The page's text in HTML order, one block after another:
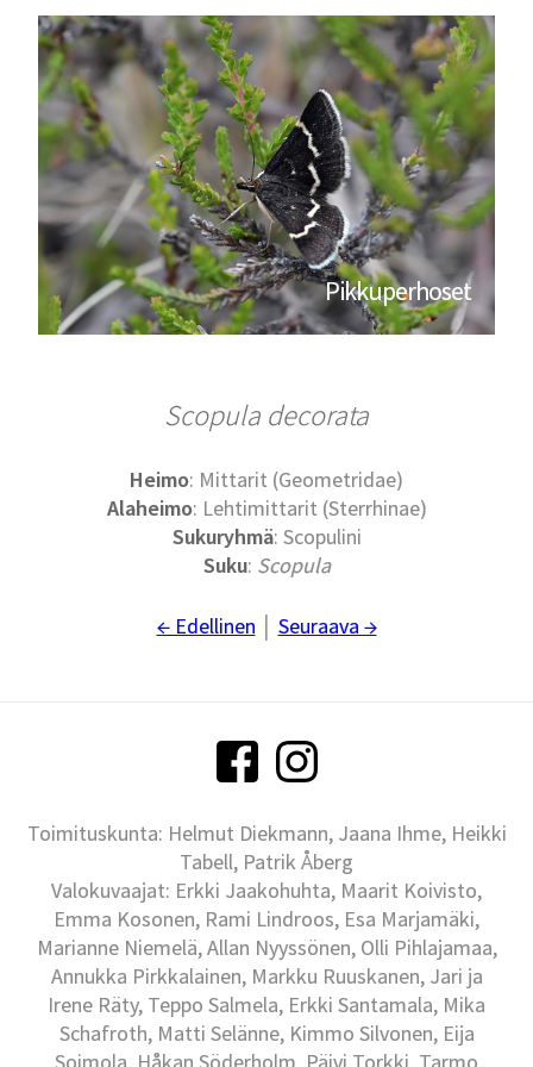
Pikkuperhoset
Scopula decorata
Heimo: Mittarit (Geometridae)
Alaheimo: Lehtimittarit (Sterrhinae)
Sukuryhmä: Scopulini
Suku: Scopula
← Edellinen Seuraava →
Toimituskunta: Helmut Diekmann, Jaana Ihme, Heikki
Tabell, Patrik Åberg
Valokuvaajat: Erkki Jaakohuhta, Maarit Koivisto,
Emma Kosonen, Rami Lindroos, Esa Marjamäki,
Marianne Niemelä, Allan Nyyssönen, Olli Pihlajamaa,
Annukka Pirkkalainen, Markku Ruuskanen, Jari ja
Irene Räty, Teppo Salmela, Erkki Santamala, Mika
Schafroth, Matti Selänne, Kimmo Silvonen, Eija